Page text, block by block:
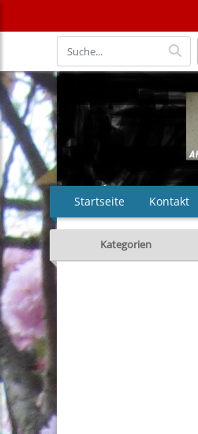
Startseite Kontakt
Kategorien